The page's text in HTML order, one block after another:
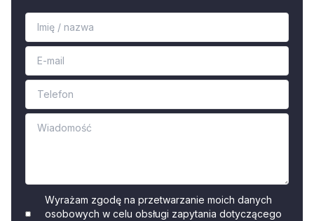
Wyrażam zgodę na przetwarzanie moich danych
osobowych w celu obsługi zapytania dotyczącego